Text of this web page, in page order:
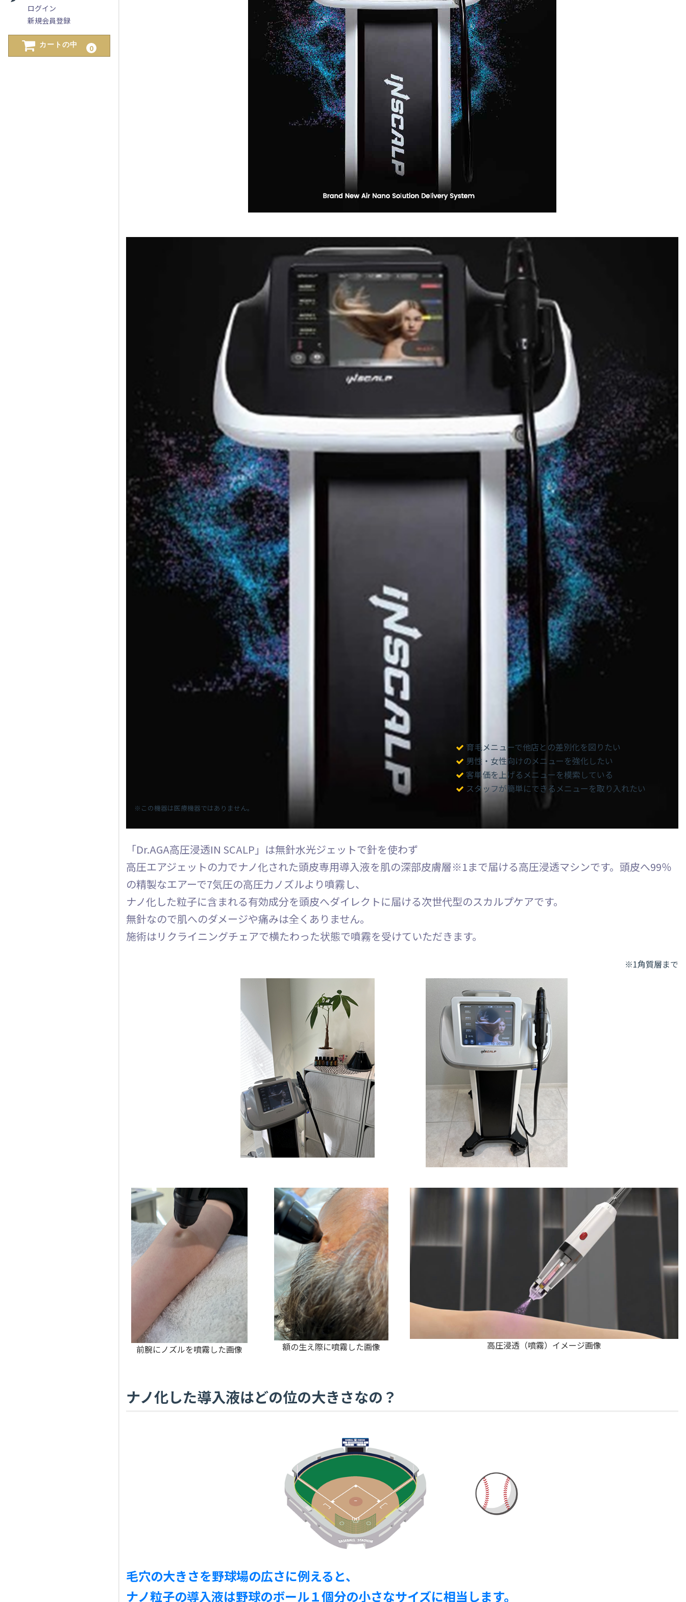
ログイン
新規会員登録
カートの中 0
育毛メニューで他店との差別化を図りたい
男性・女性向けのメニューを強化したい
客単価を上げるメニューを模索している
スタッフが簡単にできるメニューを取り入れたい
※この機器は医療機器ではありません。
「Dr.AGA高圧浸透IN SCALP」は無針水光ジェットで針を使わず
高圧エアジェットの力でナノ化された頭皮専用導入液を肌の深部皮膚層※1まで届ける高圧浸透マシンです。頭皮へ99％
の精製なエアーで7気圧の高圧力ノズルより噴霧し、
ナノ化した粒子に含まれる有効成分を頭皮へダイレクトに届ける次世代型のスカルプケアです。
無針なので肌へのダメージや痛みは全くありません。
施術はリクライニングチェアで横たわった状態で噴霧を受けていただきます。
※1角質層まで
前腕にノズルを噴霧した画像 額の生え際に噴霧した画像 高圧浸透（噴霧）イメージ画像
ナノ化した導入液はどの位の大きさなの？
毛穴の大きさを野球場の広さに例えると、
ナノ粒子の導入液は野球のボール１個分の小さなサイズに相当します。